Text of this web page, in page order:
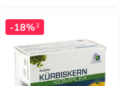
-18%3